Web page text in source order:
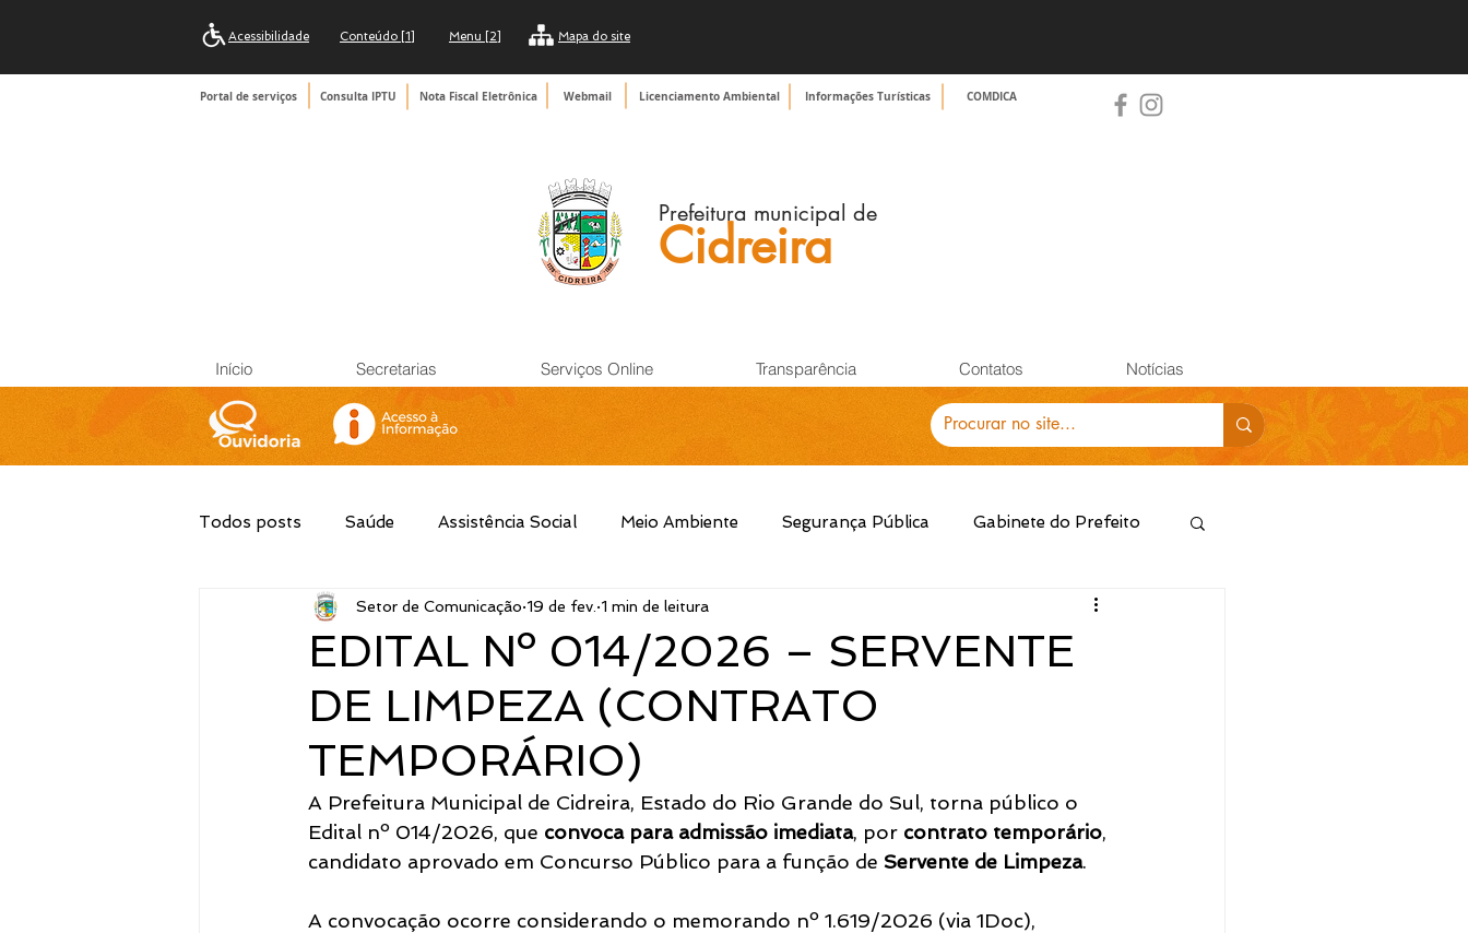
Acessibilidade Conteúdo [1] Menu [2] Mapa do site
Portal de serviços Consulta IPTU Nota Fiscal Eletrônica Webmail Licenciamento Ambiental Informações Turísticas COMDICA
Prefeitura municipal de
Cidreira
Início Secretarias Serviços Online Transparência Contatos Notícias
Todos posts Saúde Assistência Social Meio Ambiente Segurança Pública Gabinete do Prefeito
Secretaria de Obras IPTU Educação Cultura
Procuradoria Jurídica Corsan Nota Secretaria da Fazenda Procuradoria Municipal de Cidreira
Secretaria do Turismo e Desporto de
Administração Concurso Público Brigada Militar Assistência Social, Cidadania e Hab
EDITAL Nº 014/2026 – SERVENTE
DE LIMPEZA (CONTRATO
TEMPORÁRIO)
Setor de Comunicação 19 de fev. 1 min de leitura
A Prefeitura Municipal de Cidreira, Estado do Rio Grande do Sul, torna público o
Edital nº 014/2026, que convoca para admissão imediata, por contrato temporário,
candidato aprovado em Concurso Público para a função de Servente de Limpeza.
A convocação ocorre considerando o memorando nº 1.619/2026 (via 1Doc),